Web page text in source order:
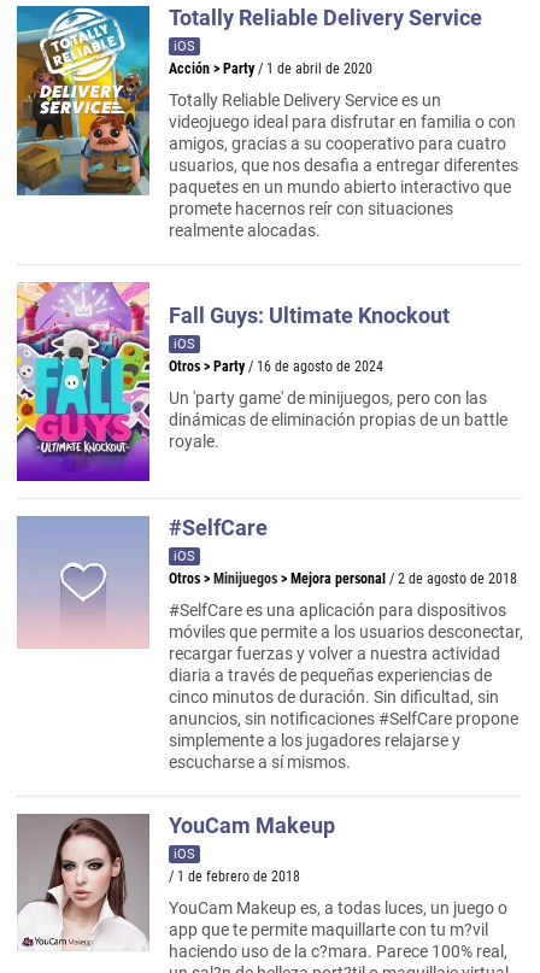
Totally Reliable Delivery Service
iOS
Acción > Party / 1 de abril de 2020
Totally Reliable Delivery Service es un
videojuego ideal para disfrutar en familia o con
amigos, gracias a su cooperativo para cuatro
usuarios, que nos desafia a entregar diferentes
paquetes en un mundo abierto interactivo que
promete hacernos reír con situaciones
realmente alocadas.
Fall Guys: Ultimate Knockout
iOS
Otros > Party / 16 de agosto de 2024
Un 'party game' de minijuegos, pero con las
dinámicas de eliminación propias de un battle
royale.
#SelfCare
iOS
Otros > Minijuegos > Mejora personal / 2 de agosto de 2018
#SelfCare es una aplicación para dispositivos
móviles que permite a los usuarios desconectar,
recargar fuerzas y volver a nuestra actividad
diaria a través de pequeñas experiencias de
cinco minutos de duración. Sin dificultad, sin
anuncios, sin notificaciones #SelfCare propone
simplemente a los jugadores relajarse y
escucharse a sí mismos.
YouCam Makeup
iOS
/ 1 de febrero de 2018
YouCam Makeup es, a todas luces, un juego o
app que te permite maquillarte con tu m?vil
haciendo uso de la c?mara. Parece 100% real,